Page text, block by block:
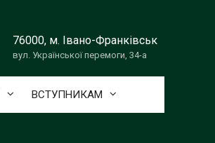
76000, м. Івано-Франківськ
вул. Української перемоги, 34-а
ВСТУПНИКАМ